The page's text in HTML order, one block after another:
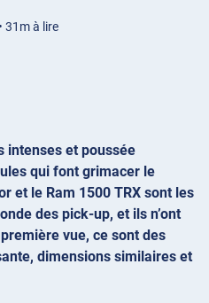
31m à lire
intenses et poussée
qui font grimacer le
et le Ram 1500 TRX sont les
des pick-up, et ils n’ont
vue, ce sont des
dimensions similaires et